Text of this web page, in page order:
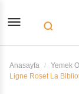
menu search
Anasayfa
Yemek
Ligne Roset La